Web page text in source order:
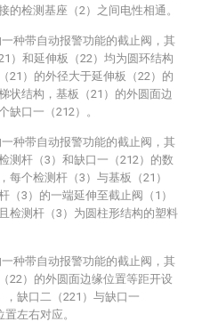
的检测基座（2）之间电性相通。
种带自动报警功能的截止阀，其
）和延伸板（22）均为圆环结构
21）的外径大于延伸板（22）的
状结构，基板（21）的外圆面边
缺口一（212）。
种带自动报警功能的截止阀，其
测杆（3）和缺口一（212）的数
每个检测杆（3）与基板（21）
（3）的一端延伸至截止阀（1）
检测杆（3）为圆柱形结构的塑料
种带自动报警功能的截止阀，其
22）的外圆面边缘位置等距开设
，缺口二（221）与缺口一
置左右对应。